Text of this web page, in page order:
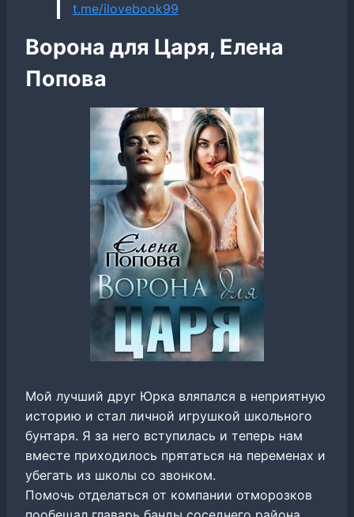
t.me/ilovebook99
Ворона для Царя, Елена
Попова
Мой лучший друг Юрка вляпался в неприятную
историю и стал личной игрушкой школьного
бунтаря. Я за него вступилась и теперь нам
вместе приходилось прятаться на переменах и
убегать из школы со звонком.
Помочь отделаться от компании отморозков